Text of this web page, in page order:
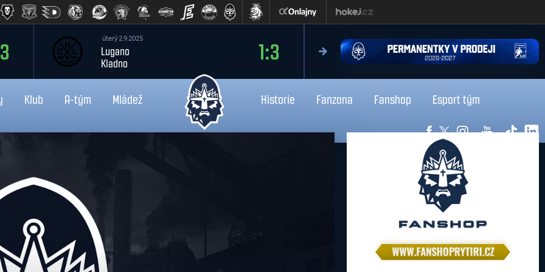
úterý 2.9.2025
Lugano
Kladno
1:3
čtvrtek 13.8.2026
Liberec
Kladno
Klub A-tým Mládež Historie Fanzona Fanshop Esport tým